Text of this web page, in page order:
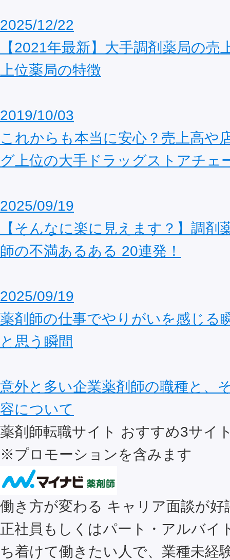
2025/12/22
【2021年最新】大手調剤薬局の売
上位薬局の特徴
2019/10/03
これからも本当に安心？売上高や
グ上位の大手ドラッグストアチェ
2025/09/19
【そんなに楽に見えます？】調剤
師の不満あるある 20連発！
2025/09/19
薬剤師の仕事でやりがいを感じる
と思う瞬間
意外と多い企業薬剤師の職種と、
容について
薬剤師転職サイト おすすめ3サイ
※プロモーションを含みます
働き方が変わる キャリア面談が好
正社員もしくはパート・アルバイ
ち着けて働きたい人で、業種未経